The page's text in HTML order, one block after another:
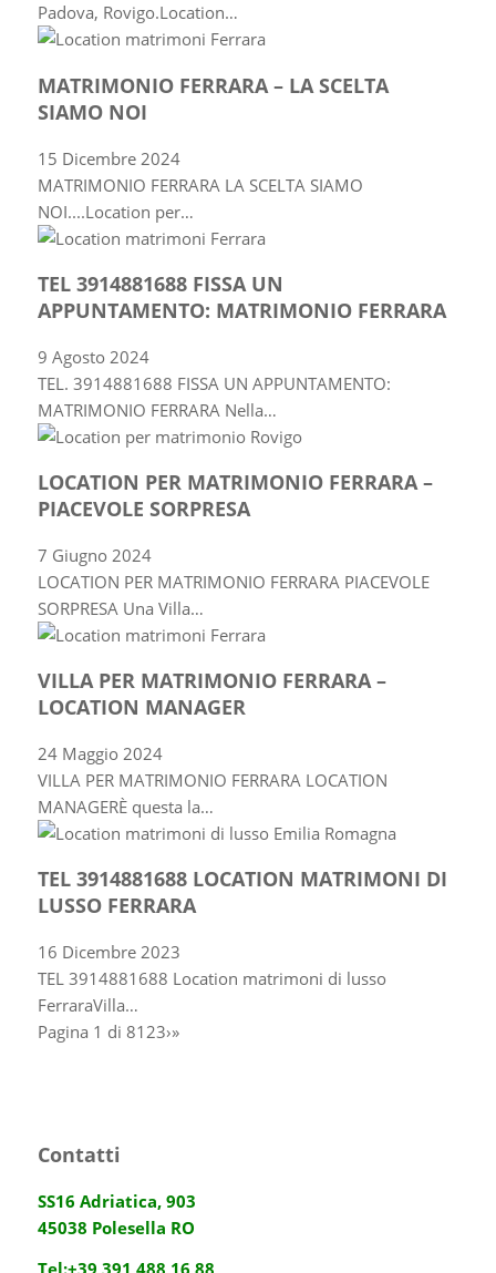
Padova, Rovigo.Location…
MATRIMONIO FERRARA – LA SCELTA
SIAMO NOI
15 Dicembre 2024
MATRIMONIO FERRARA LA SCELTA SIAMO
NOI....Location per…
TEL 3914881688 FISSA UN
APPUNTAMENTO: MATRIMONIO FERRARA
9 Agosto 2024
TEL. 3914881688 FISSA UN APPUNTAMENTO:
MATRIMONIO FERRARA Nella…
LOCATION PER MATRIMONIO FERRARA –
PIACEVOLE SORPRESA
7 Giugno 2024
LOCATION PER MATRIMONIO FERRARA PIACEVOLE
SORPRESA Una Villa…
VILLA PER MATRIMONIO FERRARA –
LOCATION MANAGER
24 Maggio 2024
VILLA PER MATRIMONIO FERRARA LOCATION
MANAGERÈ questa la…
TEL 3914881688 LOCATION MATRIMONI DI
LUSSO FERRARA
16 Dicembre 2023
TEL 3914881688 Location matrimoni di lusso
FerraraVilla…
Pagina 1 di 81 23›»
Contatti
SS16 Adriatica, 903
45038 Polesella RO
Tel:+39 391 488 16 88